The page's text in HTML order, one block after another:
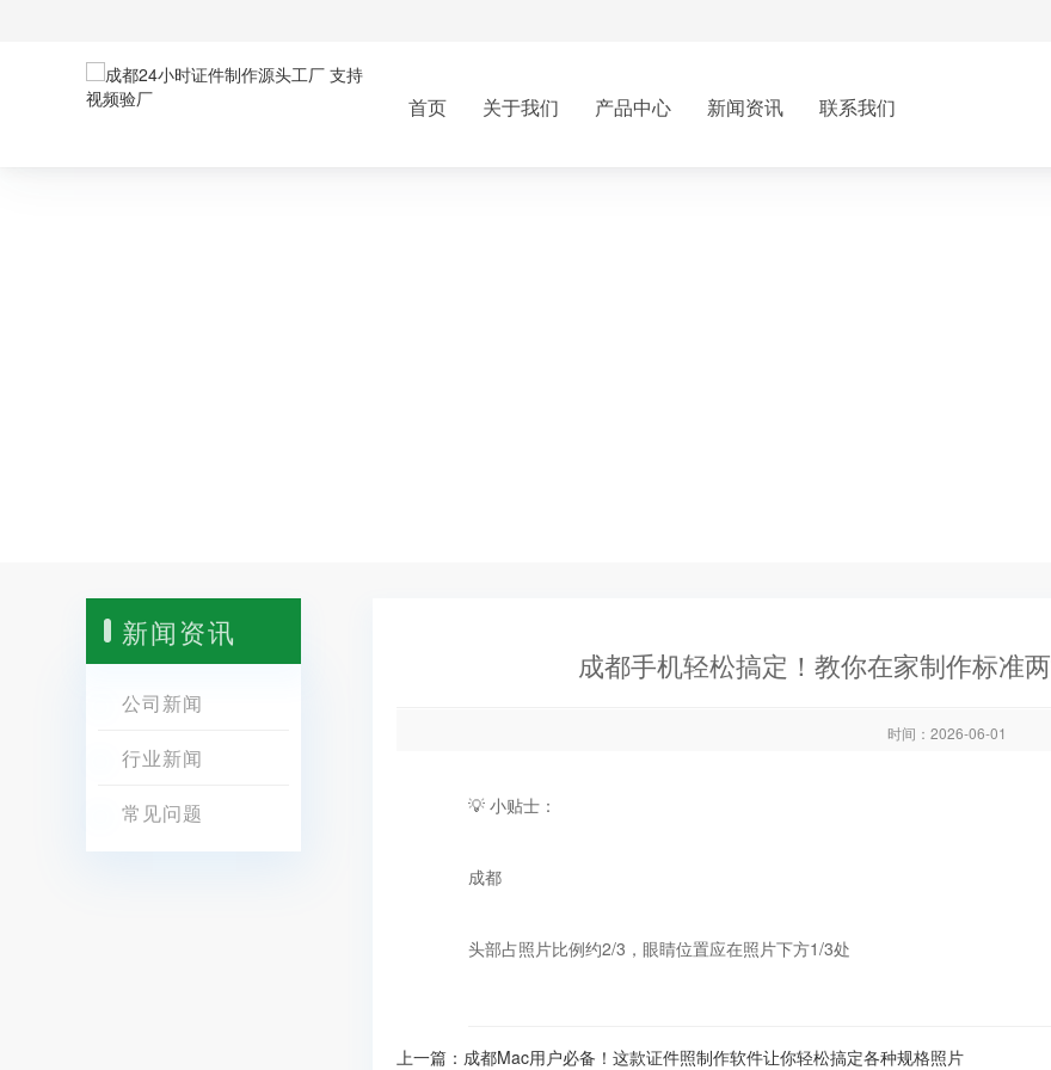
首页 关于我们 产品中心 新闻资讯 联系我们
新闻资讯
公司新闻
行业新闻
常见问题
成都手机轻松搞定！教你在家制作标准
时间：2026-06-01
💡 小贴士：
成都
头部占照片比例约2/3，眼睛位置应在照片下方1/3处
上一篇： 成都Mac用户必备！这款证件照制作软件让你轻松搞定各种规格照片